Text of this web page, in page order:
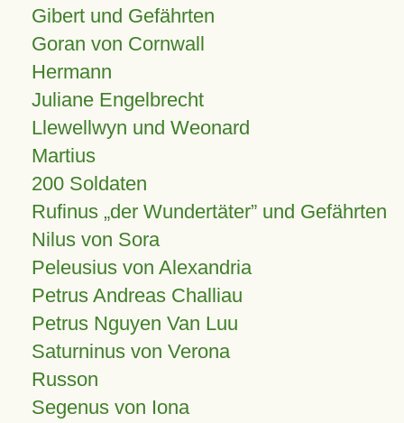
Gibert und Gefährten
Goran von Cornwall
Hermann
Juliane Engelbrecht
Llewellwyn und Weonard
Martius
200 Soldaten
Rufinus „der Wundertäter” und Gefährten
Nilus von Sora
Peleusius von Alexandria
Petrus Andreas Challiau
Petrus Nguyen Van Luu
Saturninus von Verona
Russon
Segenus von Iona